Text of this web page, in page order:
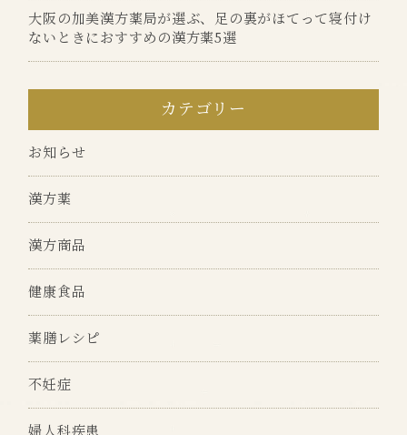
大阪の加美漢方薬局が選ぶ、足の裏がほてって寝付け
ないときにおすすめの漢方薬5選
カテゴリー
お知らせ
漢方薬
漢方商品
健康食品
薬膳レシピ
不妊症
婦人科疾患